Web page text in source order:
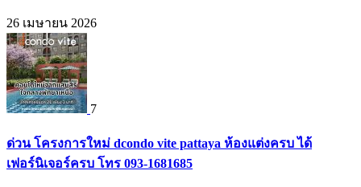
26 เมษายน 2026
7
ด่วน โครงการใหม่ dcondo vite pattaya ห้องแต่งครบ ได้
เฟอร์นิเจอร์ครบ โทร 093-1681685